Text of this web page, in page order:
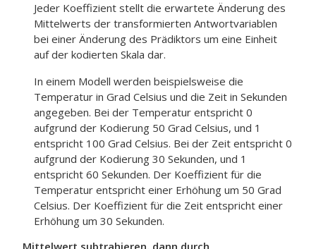
Jeder Koeffizient stellt die erwartete Änderung des
Mittelwerts der transformierten Antwortvariablen
bei einer Änderung des Prädiktors um eine Einheit
auf der kodierten Skala dar.
In einem Modell werden beispielsweise die
Temperatur in Grad Celsius und die Zeit in Sekunden
angegeben. Bei der Temperatur entspricht 0
aufgrund der Kodierung 50 Grad Celsius, und 1
entspricht 100 Grad Celsius. Bei der Zeit entspricht 0
aufgrund der Kodierung 30 Sekunden, und 1
entspricht 60 Sekunden. Der Koeffizient für die
Temperatur entspricht einer Erhöhung um 50 Grad
Celsius. Der Koeffizient für die Zeit entspricht einer
Erhöhung um 30 Sekunden.
Mittelwert subtrahieren, dann durch